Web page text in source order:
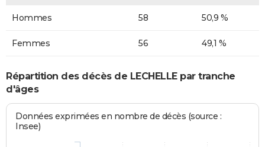
Hommes 58 50,9 %
Femmes 56 49,1 %
Répartition des décès de LECHELLE par tranche
d'âges
Données exprimées en nombre de décès (source :
Insee)